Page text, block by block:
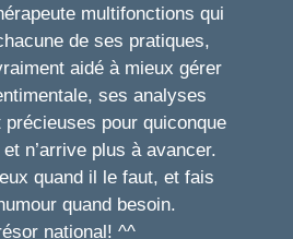
multifonctions qui
de ses pratiques,
aidé à mieux gérer
ses analyses
pour quiconque
n’arrive plus à avancer.
quand il le faut, et fais
quand besoin.
national! ^^